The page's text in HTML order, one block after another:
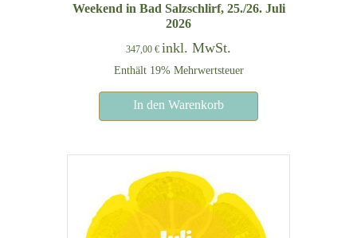
Weekend in Bad Salzschlirf, 25./26. Juli
2026
347,00 € inkl. MwSt.
Enthält 19% Mehrwertsteuer
In den Warenkorb